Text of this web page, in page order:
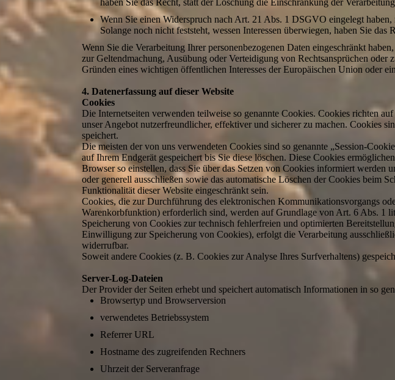
haben Sie das Recht, statt der Löschung die Einschränkung der
Wenn Sie einen Widerspruch nach Art. 21 Abs. 1 DSGVO eingelegt
Solange noch nicht feststeht, wessen Interessen überwiegen, haben Sie
Wenn Sie die Verarbeitung Ihrer personenbezogenen Daten eingeschränkt
zur Geltendmachung, Ausübung oder Verteidigung von Rechtsansprüchen oder
Gründen eines wichtigen öffentlichen Interesses der Europäischen Union oder
4. Datenerfassung auf dieser Website
Cookies
Die Internetseiten verwenden teilweise so genannte Cookies. Cookies richten
unser Angebot nutzerfreundlicher, effektiver und sicherer zu machen. Cookies
speichert.
Die meisten der von uns verwendeten Cookies sind so genannte „Session-
auf Ihrem Endgerät gespeichert bis Sie diese löschen. Diese Cookies
Browser so einstellen, dass Sie über das Setzen von Cookies informiert
oder generell ausschließen sowie das automatische Löschen der Cookies beim
Funktionalität dieser Website eingeschränkt sein.
Cookies, die zur Durchführung des elektronischen Kommunikationsvorgangs
Warenkorbfunktion) erforderlich sind, werden auf Grundlage von Art. 6 Abs. 1
Speicherung von Cookies zur technisch fehlerfreien und optimierten
Einwilligung zur Speicherung von Cookies), erfolgt die Verarbeitung
widerrufbar.
Soweit andere Cookies (z. B. Cookies zur Analyse Ihres Surfverhaltens)
Server-Log-Dateien
Der Provider der Seiten erhebt und speichert automatisch Informationen in so
Browsertyp und Browserversion
verwendetes Betriebssystem
Referrer URL
Hostname des zugreifenden Rechners
Uhrzeit der Serveranfrage